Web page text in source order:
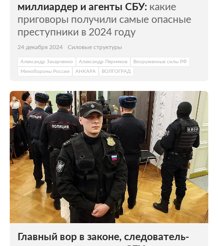
миллиардер и агенты СБУ: какие
приговоры получили самые опасные
преступники в 2024 году
24 декабря 2024 Силовые структуры
Александр Захарченко Александр Пермяков
Вооруженные силы РФ
Минобороны России
АНКАРА ВОЛГОГРАД
Главный вор в законе, следователь-